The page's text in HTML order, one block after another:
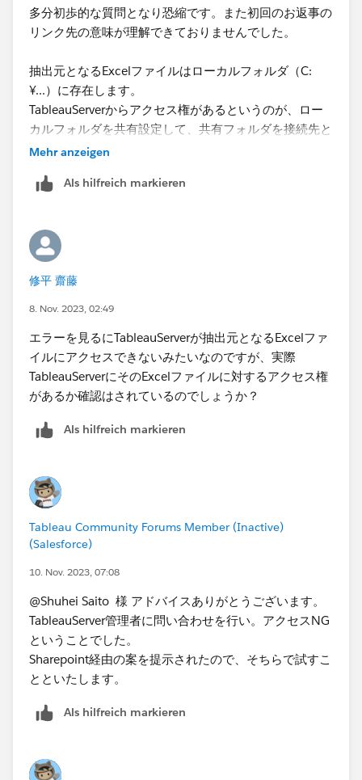
多分初歩的な質問となり恐縮です。また初回のお返事の
リンク先の意味が理解できておりませんでした。
抽出元となるExcelファイルはローカルフォルダ（C:
¥...）に存在します。
TableauServerからアクセス権があるというのが、ロー
カルフォルダを共有設定して、共有フォルダを接続先と
して指定すると理解しました。
だけると助かります。
Mehr anzeigen
Als hilfreich markieren
修平 齋藤
8. Nov. 2023, 02:49
エラーを見るにTableauServerが抽出元となるExcelファ
イルにアクセスできないみたいなのですが、実際
TableauServerにそのExcelファイルに対するアクセス権
があるか確認はされているのでしょうか？
Als hilfreich markieren
Tableau Community Forums Member (Inactive)
(Salesforce)
10. Nov. 2023, 07:08
@Shuhei Saito 様 アドバイスありがとうございます。
TableauServer管理者に問い合わせを行い。アクセスNG
ということでした。
Sharepoint経由の案を提示されたので、そちらで試すこ
とといたします。
Als hilfreich markieren